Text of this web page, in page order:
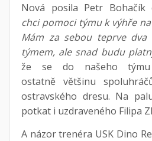
Nová posila Petr Bohačík
chci pomoci týmu k výhře
Mám za sebou teprve dva
týmem, ale snad budu
že se do našeho týmu
ostatně většinu
ostravského dresu. Na
potkat i uzdraveného Filipa
A názor trenéra USK Dino